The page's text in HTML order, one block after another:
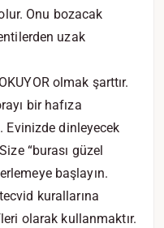
Onu bozacak
uzak
olmak şarttır.
bir hafıza
dinleyecek
“burası güzel
başlayın.
kurallarına
olarak kullanmaktır.